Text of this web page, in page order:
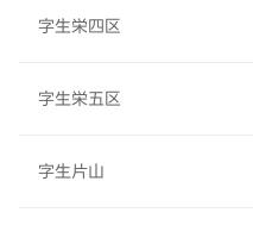
字生栄四区
字生栄五区
字生片山